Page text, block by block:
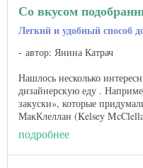
Со вкусом
Легкий и удобный способ
автор: Янина Катрач
Нашлось несколько
дизайнерскую еду .
закуски», которые
МакКлеллан (Kelsey
подробнее